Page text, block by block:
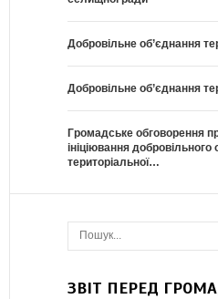
Добровільне об’єднання
Добровільне об’єднання
Громадське обговорення
ініціювання добровільного
територіальної…
ЗВІТ ПЕРЕД